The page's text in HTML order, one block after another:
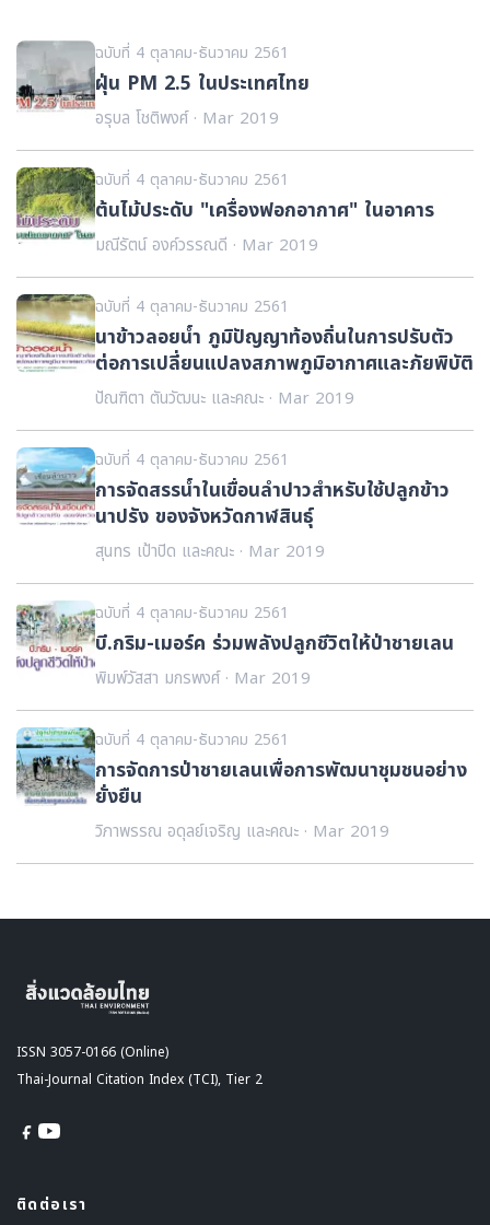
ฉบับที่ 4 ตุลาคม-ธันวาคม 2561
ฝุ่น PM 2.5 ในประเทศไทย
อรุบล โชติพงศ์ · Mar 2019
ฉบับที่ 4 ตุลาคม-ธันวาคม 2561
ต้นไม้ประดับ "เครื่องฟอกอากาศ" ในอาคาร
มณีรัตน์ องค์วรรณดี · Mar 2019
ฉบับที่ 4 ตุลาคม-ธันวาคม 2561
นาข้าวลอยน้ำ ภูมิปัญญาท้องถิ่นในการปรับตัว
ต่อการเปลี่ยนแปลงสภาพภูมิอากาศและภัยพิบัติ
ปัณฑิตา ตันวัฒนะ และคณะ · Mar 2019
ฉบับที่ 4 ตุลาคม-ธันวาคม 2561
การจัดสรรน้ำในเขื่อนลำปาวสำหรับใช้ปลูกข้าว
นาปรัง ของจังหวัดกาฬสินธุ์
สุนทร เป้าปิด และคณะ · Mar 2019
ฉบับที่ 4 ตุลาคม-ธันวาคม 2561
บี.กริม-เมอร์ค ร่วมพลังปลูกชีวิตให้ป่าชายเลน
พิมพ์วัสสา มกรพงศ์ · Mar 2019
ฉบับที่ 4 ตุลาคม-ธันวาคม 2561
การจัดการป่าชายเลนเพื่อการพัฒนาชุมชนอย่าง
ยั่งยืน
วิภาพรรณ อดุลย์เจริญ และคณะ · Mar 2019
ISSN 3057-0166 (Online)
Thai-Journal Citation Index (TCI), Tier 2
ติดต่อเรา